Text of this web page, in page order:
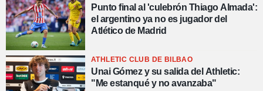
Punto final al 'culebrón Thiago Almada':
el argentino ya no es jugador del
Atlético de Madrid
ATHLETIC CLUB DE BILBAO
Unai Gómez y su salida del Athletic:
"Me estanqué y no avanzaba"